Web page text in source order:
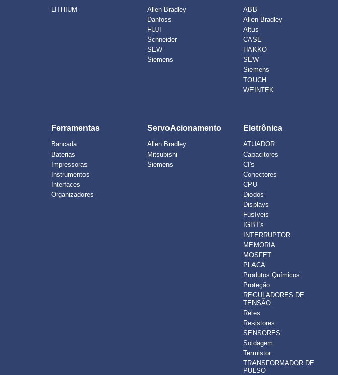
LITHIUM
Allen Bradley
Danfoss
FUJI
Schneider
SEW
Siemens
ABB
Allen Bradley
Altus
CASE
HAKKO
SEW
Siemens
TOUCH
WEINTEK
Ferramentas
Bancada
Baterias
Impressoras
Instrumentos
Interfaces
Organizadores
ServoAcionamento
Allen Bradley
Mitsubishi
Siemens
Eletrônica
ATUADOR
Capacitores
CI's
Conectores
CPU
Diodos
Displays
Fusíveis
IGBT's
INTERRUPTOR
MEMORIA
MOSFET
PLACA
Produtos Químicos
Proteção
REGULADORES DE
TENSÃO
Reles
Resistores
SENSORES
Soldagem
Termistor
TRANSFORMADOR DE
PULSO